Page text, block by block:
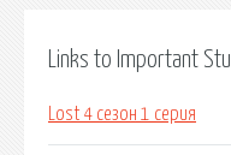
Links to Important
Lost 4 сезон 1 серия